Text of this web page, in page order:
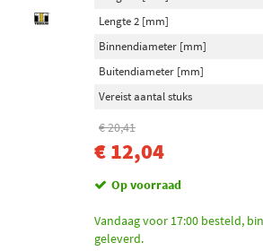
Lengte 2 [mm]
Binnendiameter [mm]
Buitendiameter [mm]
Vereist aantal stuks
€ 20,41
€ 12,04
Op voorraad
Vandaag voor 17:00 besteld,
geleverd.